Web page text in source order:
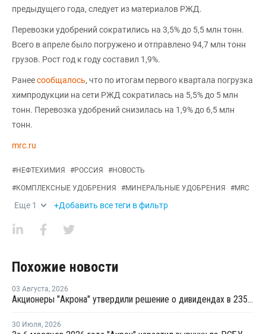
предыдущего года, следует из материалов РЖД.
Перевозки удобрений сократились на 3,5% до 5,5 млн тонн.
Всего в апреле было погружено и отправлено 94,7 млн тонн
грузов. Рост год к году составил 1,9%.
Ранеесообщалось, что по итогам первого квартала погрузка
химпродукции на сети РЖД сократилась на 5,5% до 5 млн
тонн. Перевозка удобрений снизилась на 1,9% до 6,5 млн
тонн.
mrc.ru
#НЕФТЕХИМИЯ #РОССИЯ #НОВОСТЬ
#КОМПЛЕКСНЫЕ УДОБРЕНИЯ #МИНЕРАЛЬНЫЕ УДОБРЕНИЯ #MRC
Еще 1 +Добавить все теги в фильтр
Похожие новости
03 Августа, 2026
Акционеры "Акрона" утвердили решение о дивидендах в 235 рублей на акцию
30 Июля, 2026